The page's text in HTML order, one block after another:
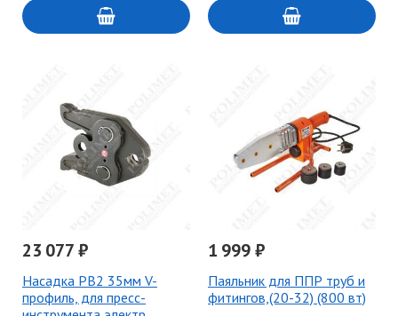
23 077 ₽
Насадка PB2 35мм V-
профиль, для пресс-
1 999 ₽
Паяльник для ППР труб и
фитингов,(20-32) (800 вт)